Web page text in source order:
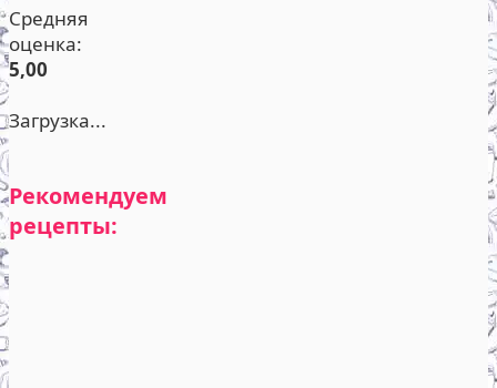
Средняя
оценка:
5,00
Загрузка...
Рекомендуем
рецепты: